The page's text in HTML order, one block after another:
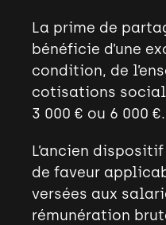
La prime de
bénéficie d’une
condition, de
cotisations
3 000 € ou 6 000 €.
L’ancien
de faveur
versées aux
rémunération